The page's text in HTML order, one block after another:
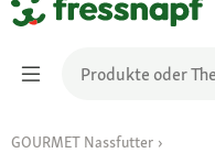
GOURMET Nassfutter